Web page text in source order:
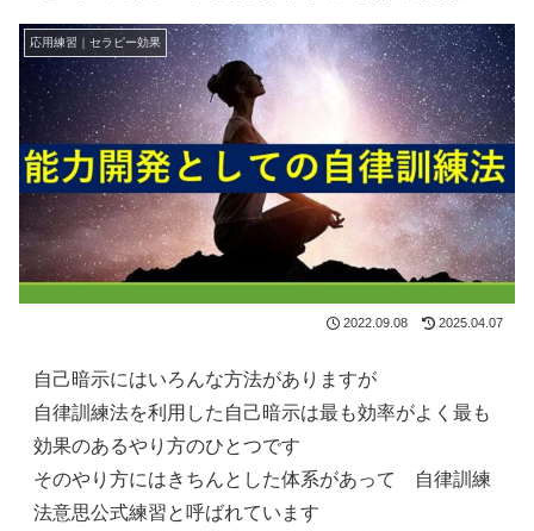
応用練習｜セラピー効果
2022.09.08 2025.04.07
自己暗示にはいろんな方法がありますが
自律訓練法を利用した自己暗示は最も効率がよく最も
効果のあるやり方のひとつです
そのやり方にはきちんとした体系があって 自律訓練
法意思公式練習と呼ばれています